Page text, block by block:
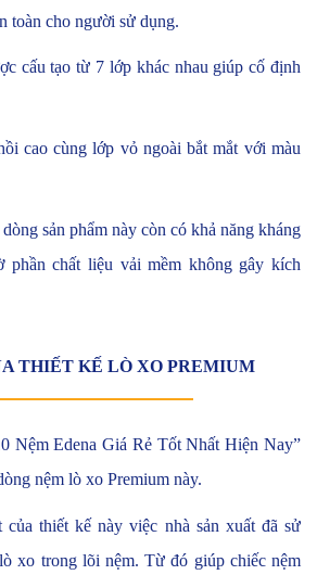
toàn cho người sử dụng.
cấu tạo từ 7 lớp khác nhau giúp cố định
cao cùng lớp vỏ ngoài bắt mắt với màu
sản phẩm này còn có khả năng kháng
phần chất liệu vải mềm không gây kích
THIẾT KẾ LÒ XO PREMIUM
Nệm Edena Giá Rẻ Tốt Nhất Hiện Nay”
nệm lò xo Premium này.
thiết kế này việc nhà sản xuất đã sử
xo trong lõi nệm. Từ đó giúp chiếc nệm